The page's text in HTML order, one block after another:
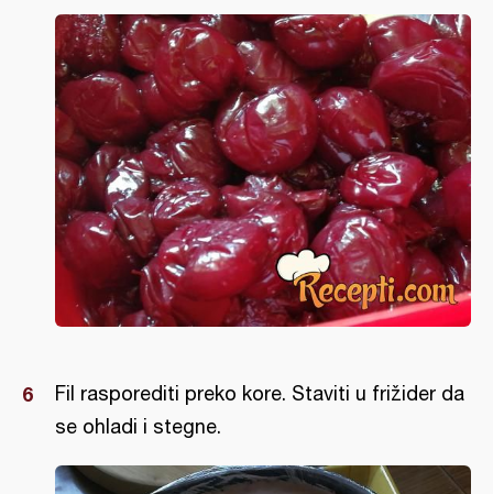
Fil rasporediti preko kore. Staviti u frižider da
se ohladi i stegne.